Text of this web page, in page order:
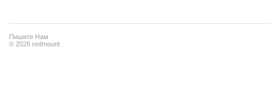
Пишите Нам
© 2026 redmount